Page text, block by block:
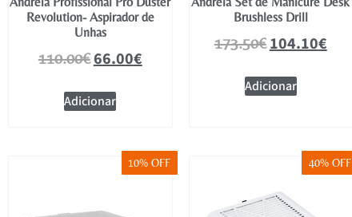
Revolution- Aspirador de
Unhas
110.00€66.00€
Adicionar
Brushless Drill
173.50€104.10€
Adicionar
10% OFF 40% OFF